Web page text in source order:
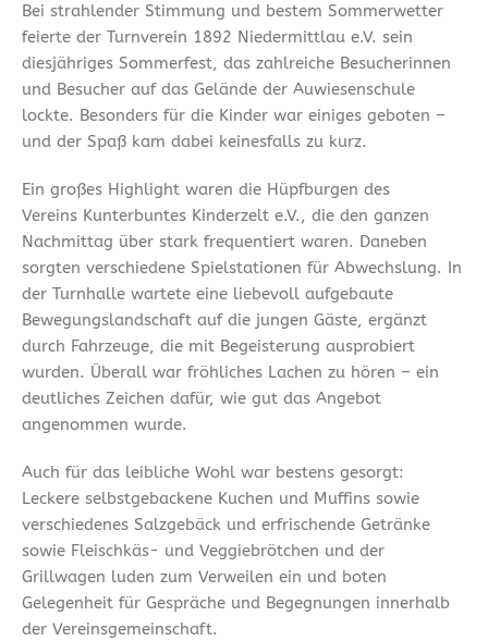
Bei strahlender Stimmung und bestem Sommerwetter
feierte der Turnverein 1892 Niedermittlau e.V. sein
diesjähriges Sommerfest, das zahlreiche Besucherinnen
und Besucher auf das Gelände der Auwiesenschule
lockte. Besonders für die Kinder war einiges geboten –
und der Spaß kam dabei keinesfalls zu kurz.
Ein großes Highlight waren die Hüpfburgen des
Vereins Kunterbuntes Kinderzelt e.V., die den ganzen
Nachmittag über stark frequentiert waren. Daneben
sorgten verschiedene Spielstationen für Abwechslung. In
der Turnhalle wartete eine liebevoll aufgebaute
Bewegungslandschaft auf die jungen Gäste, ergänzt
durch Fahrzeuge, die mit Begeisterung ausprobiert
wurden. Überall war fröhliches Lachen zu hören – ein
deutliches Zeichen dafür, wie gut das Angebot
angenommen wurde.
Auch für das leibliche Wohl war bestens gesorgt:
Leckere selbstgebackene Kuchen und Muffins sowie
verschiedenes Salzgebäck und erfrischende Getränke
sowie Fleischkäs- und Veggiebrötchen und der
Grillwagen luden zum Verweilen ein und boten
Gelegenheit für Gespräche und Begegnungen innerhalb
der Vereinsgemeinschaft.